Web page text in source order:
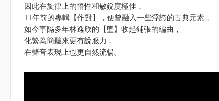
因此在旋律上的悟性和敏銳度極佳，
11年前的專輯【作對】，便曾融入一些浮誇的古典元素，
如今事隔多年林逸欣的【墜】收起鋪張的編曲，
化繁為簡聽來更有說服力，
在聲音表現上也更自然流暢。